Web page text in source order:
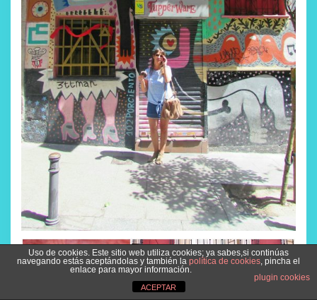
Uso de cookies. Este sitio web utiliza cookies; ya sabes,si continúas
navegando estás aceptándolas y también la política de cookies, pincha el
enlace para mayor información.
plugin cookies
ACEPTAR